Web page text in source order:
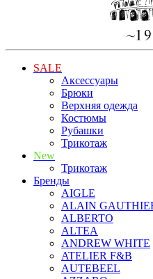
SALE
Аксессуары
Брюки
Верхняя одежда
Костюмы
Рубашки
Трикотаж
New
Трикотаж
Бренды
AIGLE
ALAIN
ALBERTO
ALTEA
ANDREW WHITE
ATELIER F&B
AUTEBEEL